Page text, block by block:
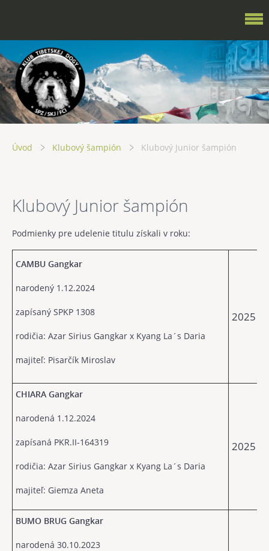
Úvod Klubový šampión Klubový Junior šampión
Klubový Junior šampión
Podmienky pre udelenie titulu získali v roku:
CAMBU Gangkar
narodený 1.12.2024
zapísaný SPKP 1308
rodičia: Azar Sirius Gangkar x Kyang La´s Daria
majiteľ: Pisarčík Miroslav
2025
CHIARA Gangkar
narodená 1.12.2024
zapísaná PKR.II-164319
rodičia: Azar Sirius Gangkar x Kyang La´s Daria
majiteľ: Giemza Aneta
2025
BUMO BRUG Gangkar
narodená 30.10.2023